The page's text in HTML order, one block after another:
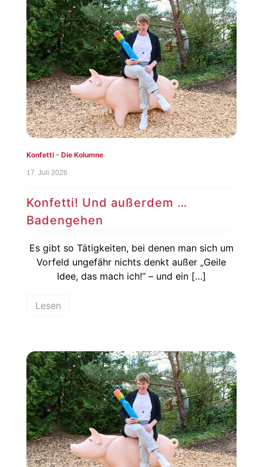
Konfetti - Die Kolumne
17. Juli 2026
Konfetti! Und außerdem …
Badengehen
Es gibt so Tätigkeiten, bei denen man sich um
Vorfeld ungefähr nichts denkt außer „Geile
Idee, das mach ich!“ – und ein […]
Lesen